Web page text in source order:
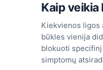
Kaip veikia
Kiekvienos ligos
būkles vienija
blokuoti
simptomų